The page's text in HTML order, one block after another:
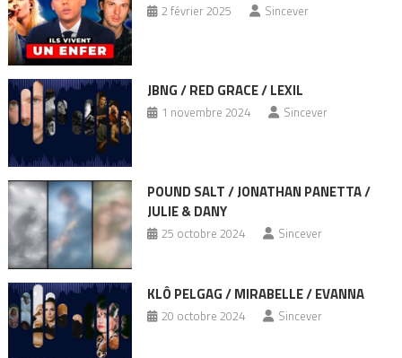
2 février 2025 Sincever
JBNG / RED GRACE / LEXIL
1 novembre 2024 Sincever
POUND SALT / JONATHAN PANETTA /
JULIE & DANY
25 octobre 2024 Sincever
KLÔ PELGAG / MIRABELLE / EVANNA
20 octobre 2024 Sincever